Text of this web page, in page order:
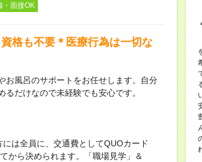
・面接OK
格も不要＊医療行為は一切な
お風呂のサポートをお任せします。自分
だけなので未経験でも安心です。
は全員に、交通費としてQUOカード
から決められます。「職場見学」＆